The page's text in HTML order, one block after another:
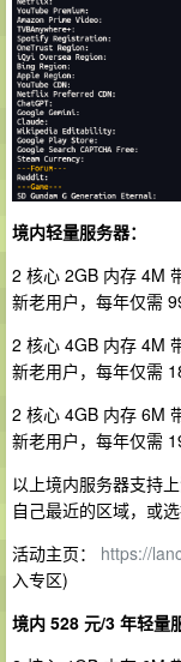
境内轻量服务器：
2 核心 2GB 内存 4M
新老用户，每年仅需
2 核心 4GB 内存 4M
新老用户，每年仅需
2 核心 4GB 内存 6M
新老用户，每年仅需
以上境内服务器支持
自己最近的区域，或
活动主页： https://
入专区)
境内 528 元/3 年轻量